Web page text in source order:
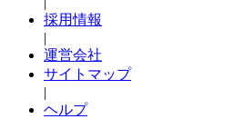
採用情報
|
運営会社
サイトマップ
|
ヘルプ